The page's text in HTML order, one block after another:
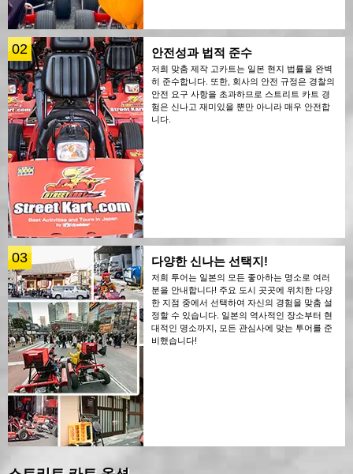
02 안전성과 법적 준수
저희 맞춤 제작 고카트는 일본 현지 법률을 완벽
히 준수합니다. 또한, 회사의 안전 규정은 경찰의
안전 요구 사항을 초과하므로 스트리트 카트 경
험은 신나고 재미있을 뿐만 아니라 매우 안전합
니다.
03 다양한 신나는 선택지!
저희 투어는 일본의 모든 좋아하는 명소로 여러
분을 안내합니다! 주요 도시 곳곳에 위치한 다양
한 지점 중에서 선택하여 자신의 경험을 맞춤 설
정할 수 있습니다. 일본의 역사적인 장소부터 현
대적인 명소까지, 모든 관심사에 맞는 투어를 준
비했습니다!